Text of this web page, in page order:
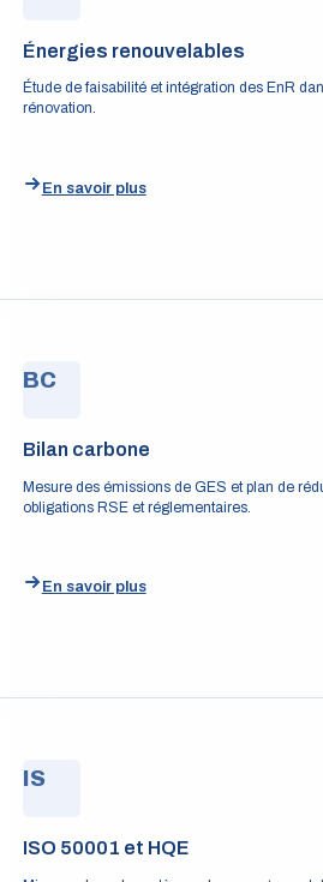
Énergies renouvelables
Étude de faisabilité et intégration des EnR
rénovation.
En savoir plus
BC
Bilan carbone
Mesure des émissions de GES et plan de
obligations RSE et réglementaires.
En savoir plus
IS
ISO 50001 et HQE